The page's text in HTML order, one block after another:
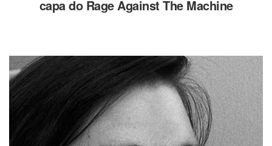
capa do Rage Against The Machine